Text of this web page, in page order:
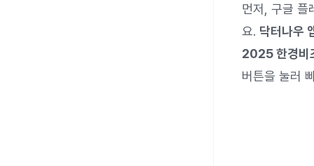
먼저, 구글 플
요. 닥터나우
2025 한경비
버튼을 눌러